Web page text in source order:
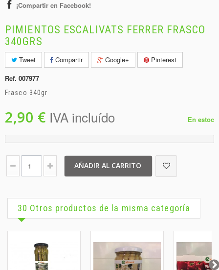
¡Compartir en Facebook!
PIMIENTOS ESCALIVATS FERRER FRASCO
340GRS
Tweet Compartir Google+
Pinterest
Ref. 007977
Frasco 340gr
2,90 € IVA incluído En estoc
AÑADIR AL CARRITO
30 Otros productos de la misma categoría